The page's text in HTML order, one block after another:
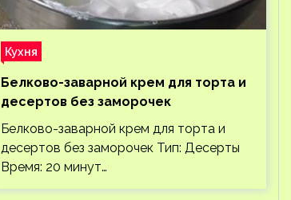
Кухня
Белково-заварной крем для торта и
десертов без заморочек
Белково-заварной крем для торта и
десертов без заморочек Тип: Десерты
Время: 20 минут…